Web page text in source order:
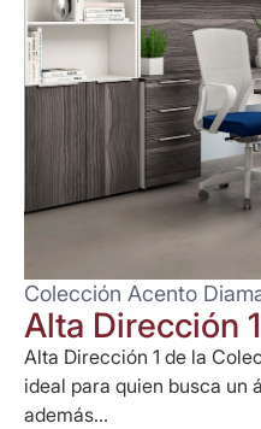
Colección Acento
Alta Dirección 1
Alta Dirección 1 de la
ideal para quien busca un
además...